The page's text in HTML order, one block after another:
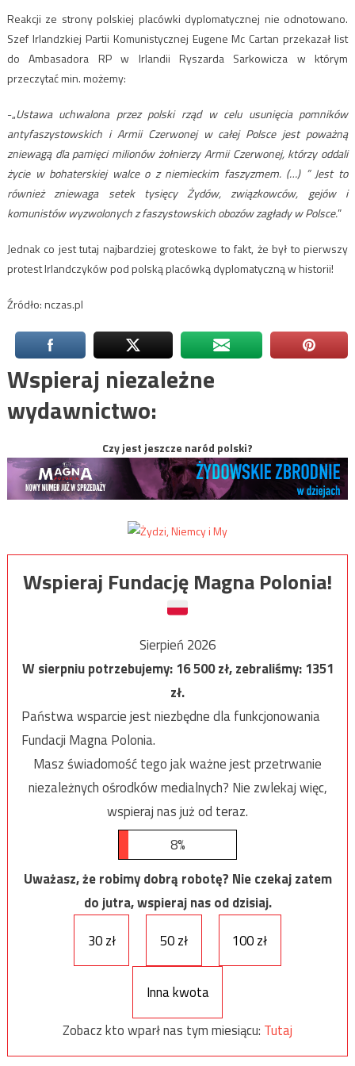
Reakcji ze strony polskiej placówki dyplomatycznej nie odnotowano.
Szef Irlandzkiej Partii Komunistycznej Eugene Mc Cartan przekazał list
do Ambasadora RP w Irlandii Ryszarda Sarkowicza w którym
przeczytać min. możemy:
-„Ustawa uchwalona przez polski rząd w celu usunięcia pomników
antyfaszystowskich i Armii Czerwonej w całej Polsce jest poważną
zniewagą dla pamięci milionów żołnierzy Armii Czerwonej, którzy oddali
życie w bohaterskiej walce o z niemieckim faszyzmem. (…) ” Jest to
również zniewaga setek tysięcy Żydów, związkowców, gejów i
komunistów wyzwolonych z faszystowskich obozów zagłady w Polsce.”
Jednak co jest tutaj najbardziej groteskowe to fakt, że był to pierwszy
protest Irlandczyków pod polską placówką dyplomatyczną w historii!
Źródło: nczas.pl
Wspieraj niezależne
wydawnictwo:
Czy jest jeszcze naród polski?
Wspieraj Fundację Magna Polonia!
Sierpień 2026
W sierpniu potrzebujemy:16 500zł, zebraliśmy:1351
zł.
Państwa wsparcie jest niezbędne dla funkcjonowania
Fundacji Magna Polonia.
Masz świadomość tego jak ważne jest przetrwanie
niezależnych ośrodków medialnych? Nie zwlekaj więc,
wspieraj nas już od teraz.
8%
Uważasz, że robimy dobrą robotę? Nie czekaj zatem
do jutra, wspieraj nas od dzisiaj.
30 zł
50 zł 100 zł
Inna kwota
Zobacz kto wparł nas tym miesiącu: Tutaj